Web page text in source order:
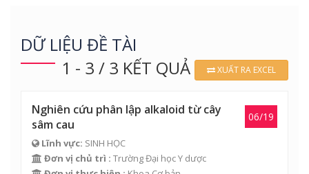
DỮ LIỆU ĐỀ TÀI
1 - 3 / 3 KẾT QUẢ
XUẤT RA EXCEL
06/19
Nghiên cứu phân lập alkaloid từ cây
sâm cau
Lĩnh vực: SINH HỌC
Đơn vị chủ trì : Trường Đại học Y dược